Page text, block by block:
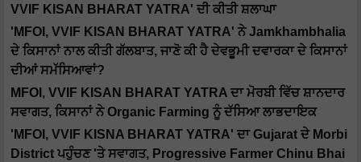
VVIF KISAN BHARAT YATRA' ਦੀ ਕੀਤੀ ਸ਼ਲਾਘਾ
'MFOI, VVIF KISAN BHARAT YATRA' ਨੇ Jamkhambhalia
ਦੇ ਕਿਸਾਨਾਂ ਨਾਲ ਕੀਤੀ ਗੱਲਬਾਤ, ਜਾਣੋ ਕੀ ਹੈ ਦੇਵਭੂਮੀ ਦਵਾਰਕਾ ਦੇ ਕਿਸਾਨਾਂ
ਦੀਆਂ ਸਮੱਸਿਆਵਾਂ?
MFOI, VVIF KISAN BHARAT YATRA ਦਾ ਮੋਰਬੀ ਵਿੱਚ ਸ਼ਾਨਦਾਰ
ਸਵਾਗਤ, ਕਿਸਾਨਾਂ ਨੇ Organic Farming ਨੂੰ ਦੱਸਿਆ ਲਾਭਦਾਇਕ
'MFOI, VVIF KISNA BHARAT YATRA' ਦਾ Gujarat ਦੇ Morbi
District ਪਹੁੰਚਣ 'ਤੇ ਸਵਾਗਤ, Progressive Farmer Chinu Bhai